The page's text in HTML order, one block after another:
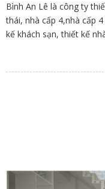
Bình An Lê là công ty
thái, nhà cấp 4,nhà cấp
kế khách sạn, thiết kế
trên địa bàn các tỉnh